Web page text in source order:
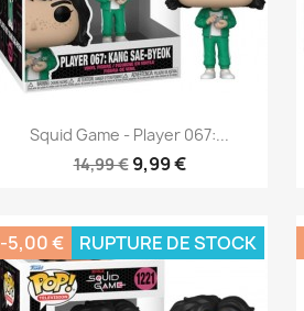
Squid Game - Player 067:...
14,99 € 9,99 €
Aperçu rapide
-5,00 € RUPTURE DE STOCK